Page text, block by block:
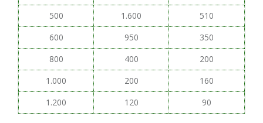
500
1.600
510
600
950
350
800
400
200
1.000
200
160
1.200
120 90